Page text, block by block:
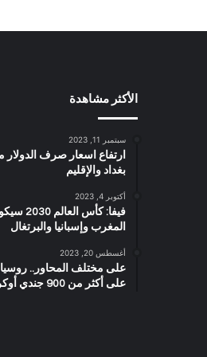
الأكثر مشاهدة
سبتمبر 11, 2023
ارتفاع اسعار صرف الدولار
بغداد والإقليم
أكتوبر 4, 2023
فيفا: كأس
المغرب وإسبانيا والبرتغال
أغسطس 20, 2023
على مختلف المحاور.. روسيا
على أكثر من 900 جندي أوكراني